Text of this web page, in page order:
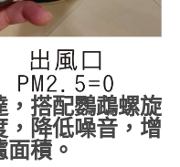
，搭配鸚鵡螺旋
，降低噪音，增
積。